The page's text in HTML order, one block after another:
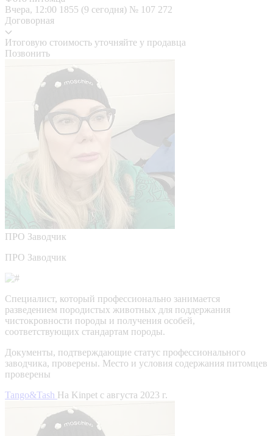
Вчера, 12:00 1855 (9 сегодня) № 107 272
Договорная
Итоговую стоимость уточняйте у продавца
Позвонить
ПРО Заводчик
ПРО Заводчик
Специалист, который профессионально занимается
разведением породистых животных для поддержания
чистокровности породы и получения особей,
соответствующих стандартам породы.
Документы, подтверждающие статус профессионального
заводчика, проверены. Место и условия содержания питомцев
проверены
Tango&Tash На Kinpet c августа 2023 г.